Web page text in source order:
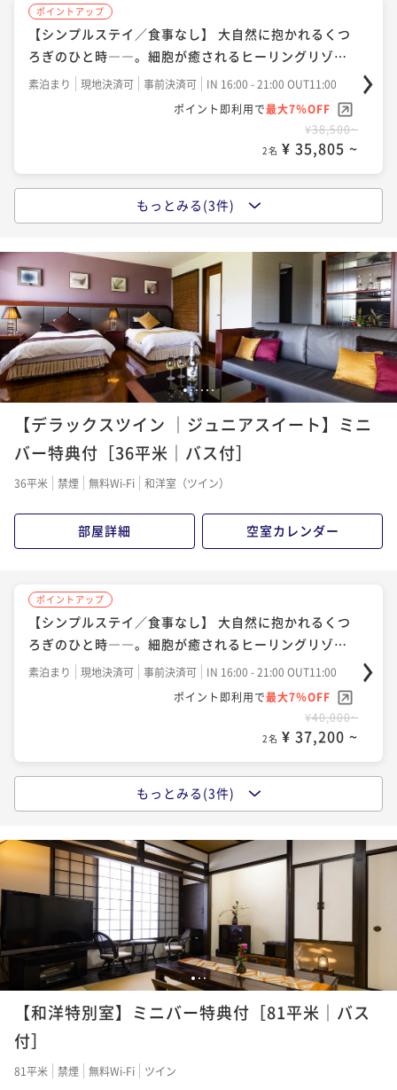
ポイントアップ
【グレードUP-かがりび会席-】＜和牛すき焼き・五島
の地魚盛り＞付。山海の幸で～贅を味わう～
二食付き 現地決済可 事前決済可
IN 16:00 - 19:30 OUT11:00
ポイント即利用で最大7％OFF
¥58,900~
2名 ¥ 54,777 ~
ポイントアップ
【シンプルステイ／食事なし】 大自然に抱かれるくつ
ろぎのひと時――。細胞が癒されるヒーリングリゾー
ト
素泊まり 現地決済可 事前決済可
IN 16:00 - 21:00 OUT11:00
ポイント即利用で最大7％OFF
¥38,500~
2名 ¥ 35,805 ~
【1泊朝食】「五島うどん」「五島の鮮魚の漬け」な
ど、島の食材を活かした＜ビュッフェ形式＞の朝ご
飯。
朝食付き 現地決済可 事前決済可
IN 16:00 - 21:00 OUT11:00
ポイント即利用で
最大7％OFF
¥45,100~
2名 ¥ 41,943 ~
ポイントアップ
【スタンダ―ド-ばらもん会席-】＜五島豚ステーキ・地
魚しゃぶ＞付「会席×ワイン」「天然温泉」を堪能
二食付き 現地決済可
¥60,500~
2名 ¥ 56,265 ~
ポイントアップ
【グレードUP-かがりび会席-】＜和牛すき焼き・五島
の地魚盛り＞付。山海の幸で～贅を味わう～
二食付き 現地決済可 事前決済可
IN 16:00 - 19:30 OUT11:00
ポイント即利用で最大7％OFF
¥64,900~
2名 ¥ 60,357 ~
もっとみる(3件)
123 4 5 6
【デラックスツイン ｜ジュニアスイート】ミニ
バー特典付［36平米｜バス付］
36平米 禁煙 無料Wi-Fi 和洋室（ツイン）
部屋詳細 空室カレンダー
ポイントアップ
【シンプルステイ／食事なし】 大自然に抱かれるくつ
ろぎのひと時――。細胞が癒されるヒーリングリゾー
ト
素泊まり 現地決済可 事前決済可
IN 16:00 - 21:00 OUT11:00
ポイント即利用で最大7％OFF
¥40,000~
2名 ¥ 37,200 ~
【1泊朝食】「五島うどん」「五島の鮮魚の漬け」な
ど、島の食材を活かした＜ビュッフェ形式＞の朝ご
飯。
朝食付き 現地決済可 事前決済可
IN 16:00 - 21:00 OUT11:00
ポイント即利用で
最大7％OFF
¥46,600~
2名 ¥ 43,338 ~
ポイントアップ
【スタンダ―ド-ばらもん会席-】＜五島豚ステーキ・地
魚しゃぶ＞付「会席×ワイン」「天然温泉」を堪能
二食付き 現地決済可
もっとみる(3件)
123
【和洋特別室】ミニバー特典付［81平米｜バス
付］
81平米 禁煙 無料Wi-Fi ツイン